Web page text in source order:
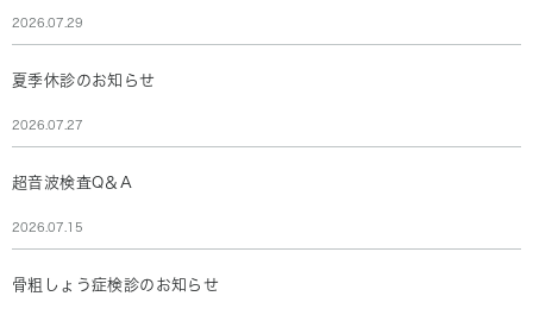
2026.07.29
夏季休診のお知らせ
2026.07.27
超音波検査Q＆A
2026.07.15
骨粗しょう症検診のお知らせ